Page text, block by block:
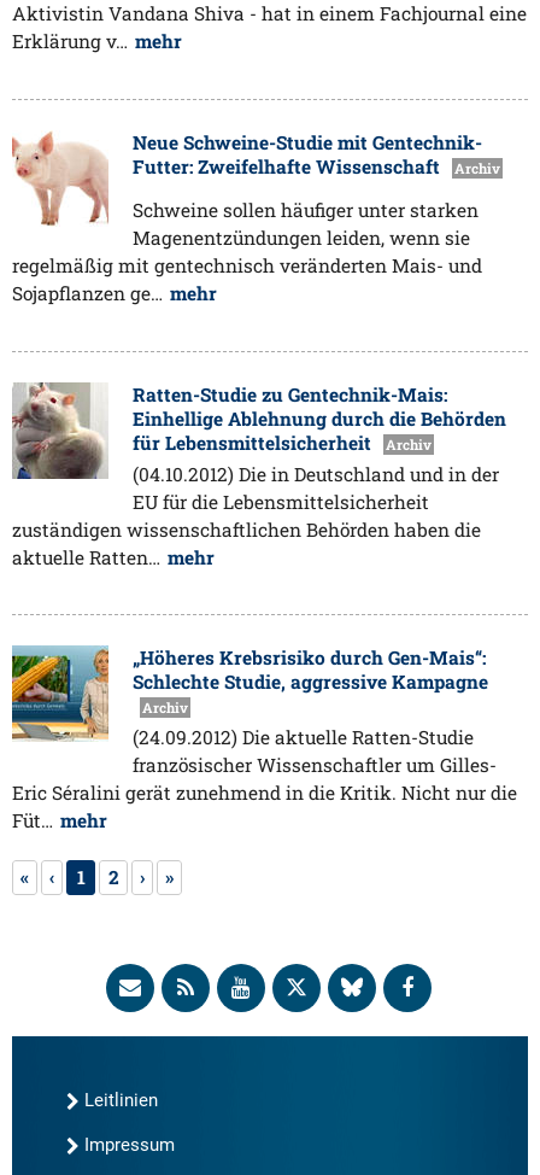
Aktivistin Vandana Shiva - hat in einem Fachjournal eine
Erklärung v… mehr
Neue Schweine-Studie mit Gentechnik-
Futter: Zweifelhafte Wissenschaft
Archiv
Schweine sollen häufiger unter starken
Magenentzündungen leiden, wenn sie
regelmäßig mit gentechnisch veränderten Mais- und
Sojapflanzen ge… mehr
Ratten-Studie zu Gentechnik-Mais:
Einhellige Ablehnung durch die Behörden
für Lebensmittelsicherheit
Archiv
(04.10.2012) Die in Deutschland und in der
EU für die Lebensmittelsicherheit
zuständigen wissenschaftlichen Behörden haben die
aktuelle Ratten… mehr
„Höheres Krebsrisiko durch Gen-Mais“:
Schlechte Studie, aggressive Kampagne
Archiv
(24.09.2012) Die aktuelle Ratten-Studie
französischer Wissenschaftler um Gilles-
Eric Séralini gerät zunehmend in die Kritik. Nicht nur die
Füt… mehr
« ‹ 1 2 › »
Leitlinien
Impressum